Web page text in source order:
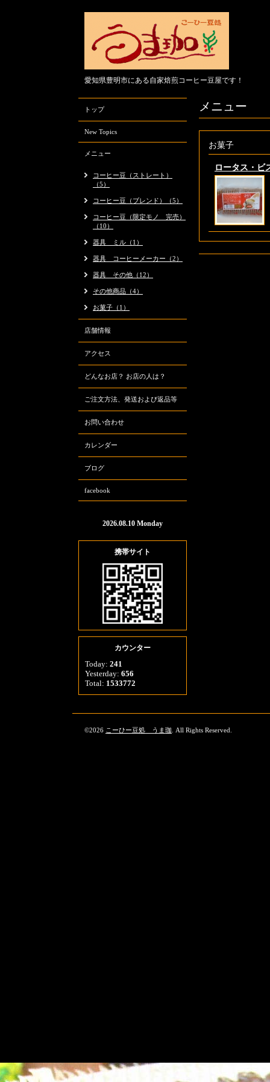
愛知県豊明市にある自家焙煎コーヒー豆屋です！
メニュー
お菓子
ロータス・ビ
トップ
New Topics
メニュー
コーヒー豆（ストレート）
（5）
コーヒー豆（ブレンド）（5）
コーヒー豆（限定モノ 完売）
（10）
器具 ミル（1）
器具 コーヒーメーカー（2）
器具 その他（12）
その他商品（4）
お菓子（1）
店舗情報
アクセス
どんなお店？ お店の人は？
ご注文方法、発送および返品等
お問い合わせ
カレンダー
ブログ
facebook
2026.08.10 Monday
携帯サイト
カウンター
Today: 241
Yesterday: 656
Total: 1533772
©2026 こーひー豆処 うま珈 . All Rights Reserved.